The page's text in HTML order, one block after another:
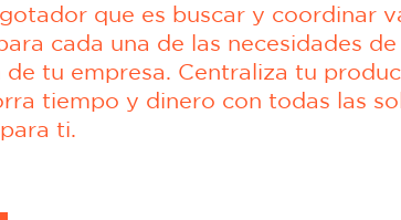
que es buscar y coordinar
cada una de las necesidades de
de tu empresa. Centraliza tu
tiempo y dinero con todas las
ti.